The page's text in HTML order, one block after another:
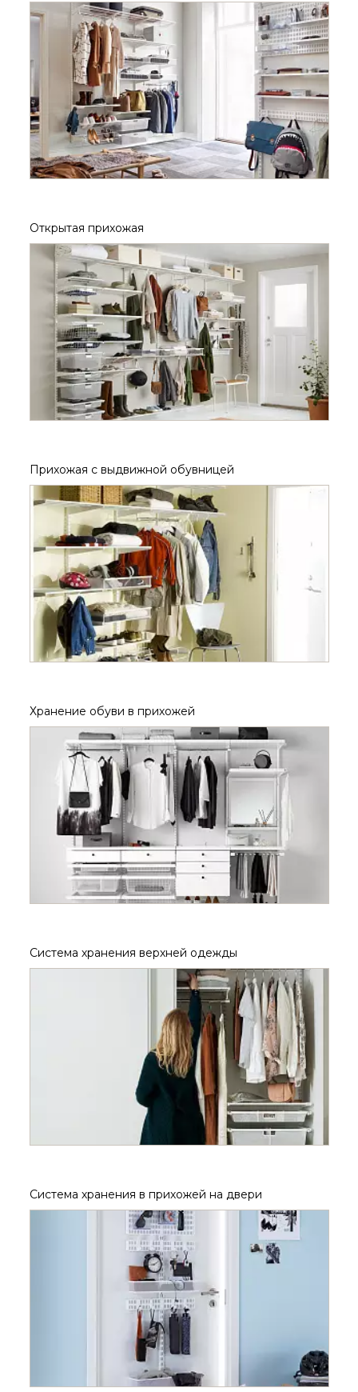
Открытая прихожая
Прихожая с выдвижной обувницей
Хранение обуви в прихожей
Система хранения верхней одежды
Система хранения в прихожей на двери